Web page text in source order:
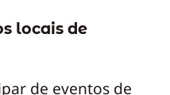
locais de
de eventos de